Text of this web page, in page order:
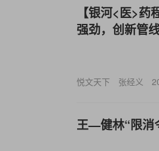
【银河<医>
强劲，创新管
悦文天下 张经义
王—健林“限消